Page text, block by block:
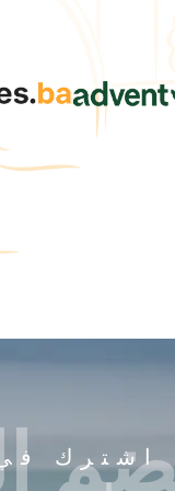
اشترك في